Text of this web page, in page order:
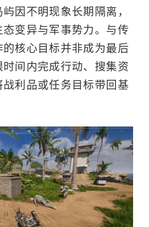
因不明现象长期隔离，
变异与军事势力。与传
核心目标并非成为最后
间内完成行动、搜集资
利品或任务目标带回基